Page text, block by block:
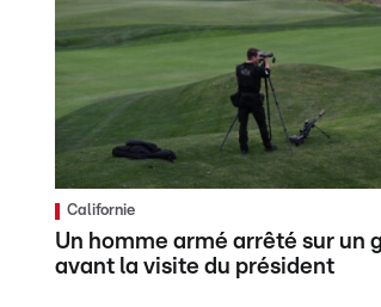
Californie
Un homme armé arrêté sur un
avant la visite du président